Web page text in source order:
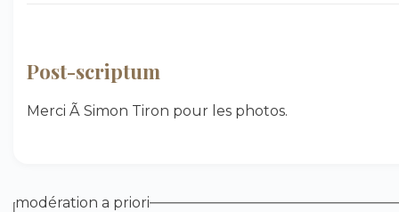
Post-scriptum
Merci Ã Simon Tiron pour les photos.
modération a priori